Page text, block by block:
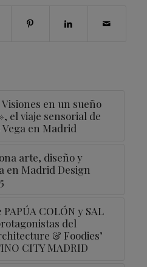
Visiones en un sueño
el viaje sensorial de
Vega en Madrid
arte, diseño y
en Madrid Design
COLÓN y SAL
del
& Foodies’
CITY MADRID